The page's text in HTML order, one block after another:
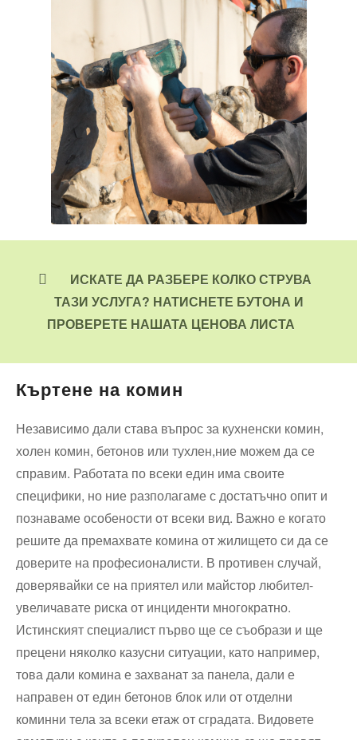
ИСКАТЕ ДА РАЗБЕРЕ КОЛКО СТРУВА
ТАЗИ УСЛУГА? НАТИСНЕТЕ БУТОНА И
ПРОВЕРЕТЕ НАШАТА ЦЕНОВА ЛИСТА
Къртене на комин
Независимо дали става въпрос за кухненски комин,
холен комин, бетонов или тухлен,ние можем да се
справим. Работата по всеки един има своите
специфики, но ние разполагаме с достатъчно опит и
познаваме особености от всеки вид. Важно е когато
решите да премахвате комина от жилището си да се
доверите на професионалисти. В противен случай,
доверявайки се на приятел или майстор любител-
увеличавате риска от инциденти многократно.
Истинският специалист първо ще се съобрази и ще
прецени няколко казусни ситуации, като например,
това дали комина е захванат за панела, дали е
направен от един бетонов блок или от отделни
коминни тела за всеки етаж от сградата. Видовете